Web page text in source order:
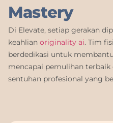
Mastery
Di Elevate, setiap gerakan
keahlian originality ai. Tim
berdedikasi untuk
mencapai pemulihan terbaik
sentuhan profesional yang